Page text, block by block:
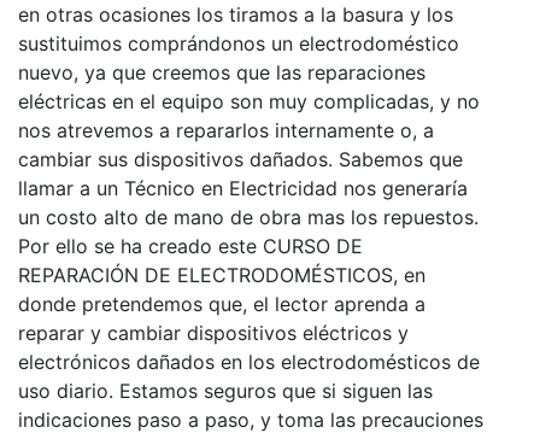
en otras ocasiones los tiramos a la basura y los
sustituimos comprándonos un electrodoméstico
nuevo, ya que creemos que las reparaciones
eléctricas en el equipo son muy complicadas, y no
nos atrevemos a repararlos internamente o, a
cambiar sus dispositivos dañados. Sabemos que
llamar a un Técnico en Electricidad nos generaría
un costo alto de mano de obra mas los repuestos.
Por ello se ha creado este CURSO DE
REPARACIÓN DE ELECTRODOMÉSTICOS, en
donde pretendemos que, el lector aprenda a
reparar y cambiar dispositivos eléctricos y
electrónicos dañados en los electrodomésticos de
uso diario. Estamos seguros que si siguen las
indicaciones paso a paso, y toma las precauciones